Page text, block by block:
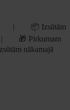
| 📦 Izsūtām
| 🎁 Pirkumam
nākamajā